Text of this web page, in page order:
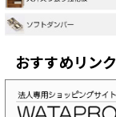
おすすめリンク